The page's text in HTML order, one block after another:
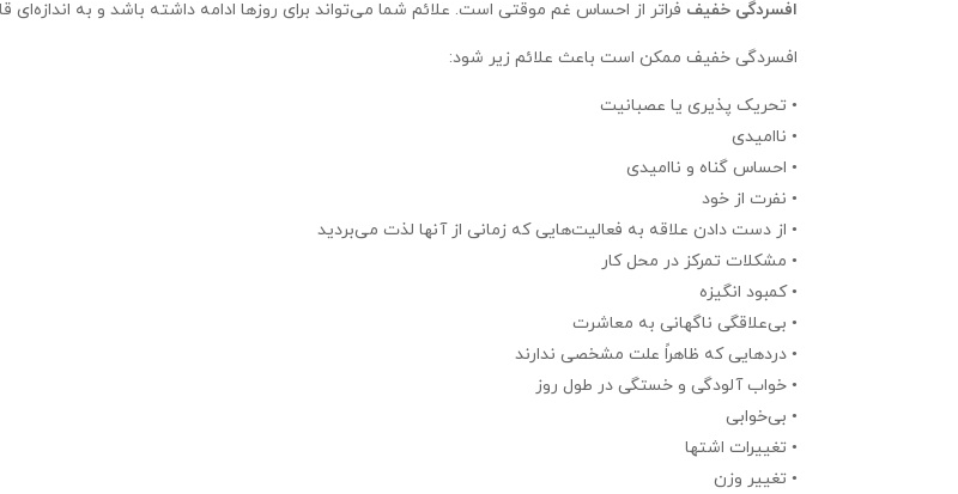
افسردگی خفیف فراتر از احساس غم موقتی است. علائم شما می‌تواند برای روزها ادامه داشته باشد و به
افسردگی خفیف ممکن است باعث علائم زیر شود:
• تحریک پذیری یا عصبانیت
• ناامیدی
• احساس گناه و ناامیدی
• نفرت از خود
• از دست دادن علاقه به فعالیت‌هایی که زمانی از آنها لذت می‌بردید
• مشکلات تمرکز در محل کار
• کمبود انگیزه
• بی‌علاقگی ناگهانی به معاشرت
• دردهایی که ظاهراً علت مشخصی ندارند
• خواب آلودگی و خستگی در طول روز
• بی‌خوابی
• تغییرات اشتها
• تغییر وزن